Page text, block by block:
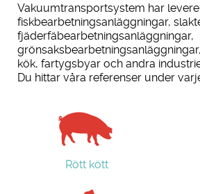
Vakuumtransportsystem har
fiskbearbetningsanläggningar,
fjäderfäbearbetningsanläggningar,
kök, fartygsbyar och andra
Du hittar våra referenser under
Rött kött